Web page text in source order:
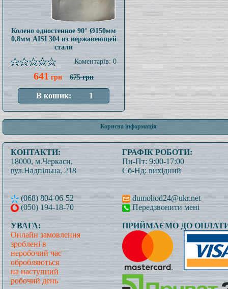
Колено одностенное 90° Ø150мм
0,8мм AISI 304 из нержавеющей
стали
Коментарів: 0
641 грн 675 грн
Корисна інформація
КОНТАКТИ:
18000, м.Черкаси,
вул.Надпільна, 218
(068) 804-06-52
(050) 194-18-70
ГРАФІК РОБОТИ:
Пн-Пт: 9:00-17:00
Сб-Нд: вихідний
dumohod24@ukr.net
Передзвонити мені
УВАГА:
Онлайн замовлення
зроблені в
неробочий час
обробляються
на наступний
робочий день
ПРИЙМАЄМО ДО